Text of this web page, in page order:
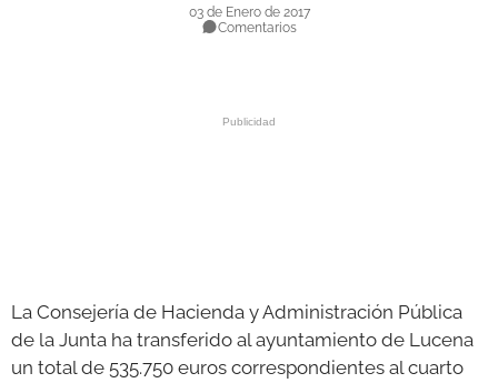
03 de Enero de 2017
Comentarios
La Consejería de Hacienda y Administración Pública
de la Junta ha transferido al ayuntamiento de Lucena
un total de 535.750 euros correspondientes al cuarto